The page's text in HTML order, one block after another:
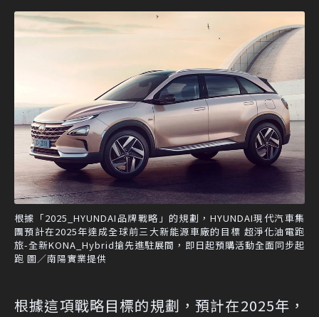
根據「2025_HYUNDAI品牌戰略」的規劃，HYUNDAI現代汽車集
團預計在2025年達成全球前三大新能源車廠的目標 超淨化油電跑
旅-全新KONA_Hybrid搶先進駐展間，即日起預購活動全面同步起
跑 圖／南陽實業提供
根據這項戰略目標的規劃，預計在2025年，